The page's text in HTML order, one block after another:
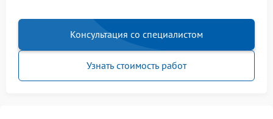
Консультация со специалистом
Узнать стоимость работ